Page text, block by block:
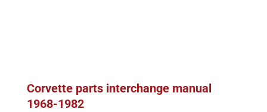
Corvette parts interchange manual
1968-1982